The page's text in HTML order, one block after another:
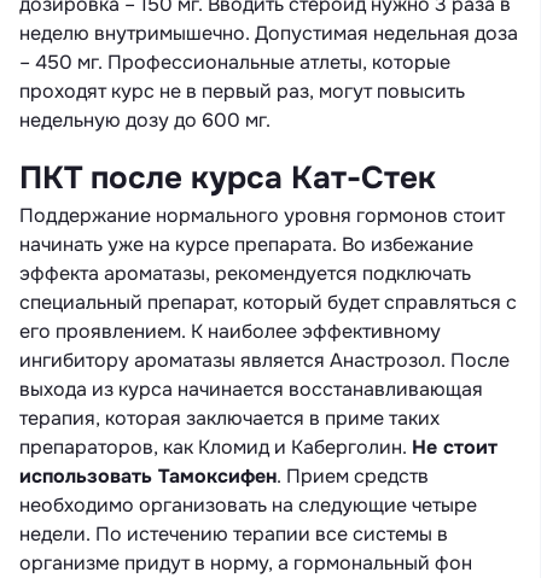
неделю внутримышечно. Допустимая недельная доза
– 450 мг. Профессиональные атлеты, которые
проходят курс не в первый раз, могут повысить
недельную дозу до 600 мг.
ПКТ после курса Кат-Стек
Поддержание нормального уровня гормонов стоит
начинать уже на курсе препарата. Во избежание
эффекта ароматазы, рекомендуется подключать
специальный препарат, который будет справляться с
его проявлением. К наиболее эффективному
ингибитору ароматазы является Анастрозол. После
выхода из курса начинается восстанавливающая
терапия, которая заключается в приме таких
препараторов, как Кломид и Каберголин. Не стоит
использовать Тамоксифен. Прием средств
необходимо организовать на следующие четыре
недели. По истечению терапии все системы в
организме придут в норму, а гормональный фон